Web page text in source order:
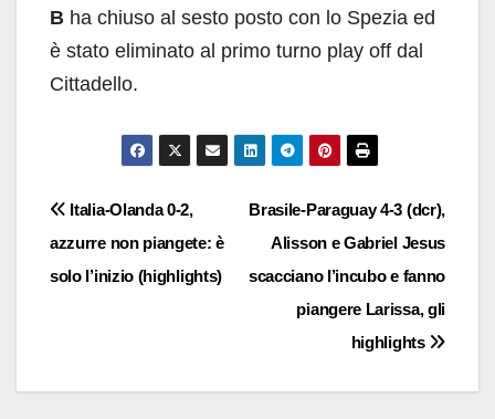
B ha chiuso al sesto posto con lo Spezia ed
è stato eliminato al primo turno play off dal
Cittadello.
Navigazione
articoli
Brasile-Paraguay 4-3 (dcr),
Alisson e Gabriel Jesus
scacciano l’incubo e fanno
piangere Larissa, gli
highlights
Italia-Olanda 0-2,
azzurre non piangete: è
solo l’inizio (highlights)